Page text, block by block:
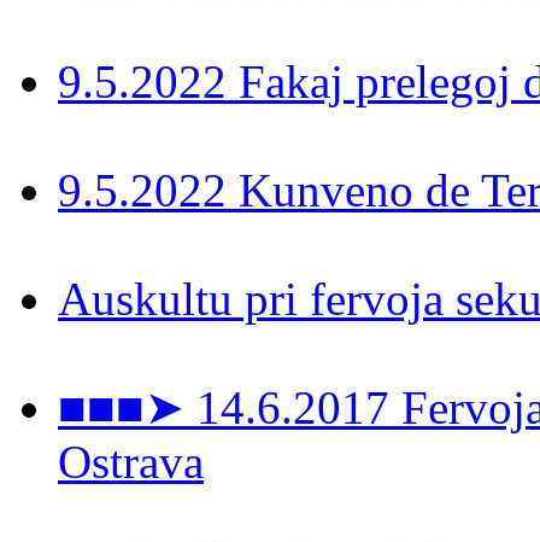
9.5.2022 Fakaj prelegoj
9.5.2022 Kunveno de
Auskultu pri fervoja
■■■➤ 14.6.2017
Ostrava